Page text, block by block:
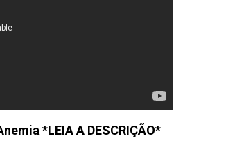
*LEIA A DESCRIÇÃO*